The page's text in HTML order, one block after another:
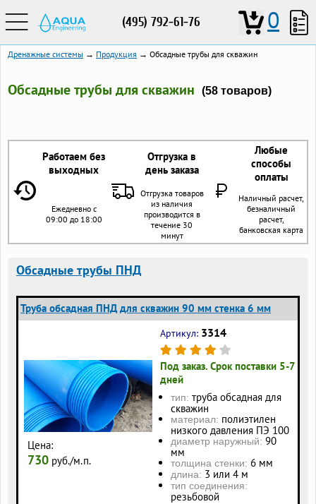
(495) 792-61-76 0
Дренажные системы → Продукция → Обсадные трубы для скважин
Обсадные трубы для скважин (58 товаров)
Работаем без
выходных
Отгрузка в
день заказа
Любые
способы
оплаты
Ежедневно с
09:00 до 18:00
Отгрузка товаров
из наличия
производится в
течение 30
минут
Наличный расчет,
безналичный
расчет,
банковская карта
Обсадные трубы ПНД
Труба обсадная ПНД для скважин 90 мм стенка 6 мм
Цена:
730 руб./м.п.
Артикул: 3314
Под заказ. Срок поставки 5-7
дней
тип: труба обсадная для
скважин
материал: полиэтилен
низкого давления ПЭ 100
диаметр наружный: 90
мм
толщина стенки: 6 мм
длина: 3 или 4 м
тип соединения:
резьбовой